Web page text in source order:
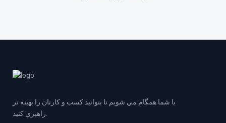
با شما همگام مي شويم تا بتوانيد كسب و كارتان را بهينه تر